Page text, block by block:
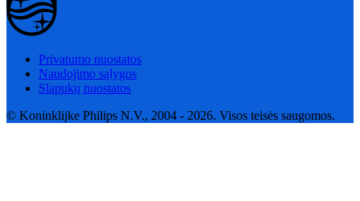
Privatumo nuostatos
Naudojimo sąlygos
Slapukų nuostatos
© Koninklijke Philips N.V., 2004 - 2026. Visos teisės saugomos.